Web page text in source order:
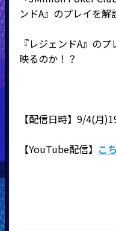
ンドA』のプレイを解
『レジェンドA』の
映るのか！？
【配信日時】9/4(月
【YouTube配信】 こ